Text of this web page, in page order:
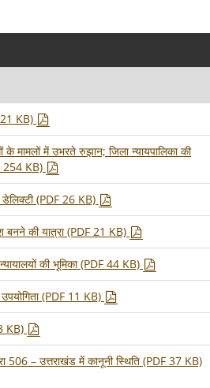
KB)
के मामलों में उभरते रुझान; जिला न्यायपालिका की
254 KB)
डेलिक्टी (PDF 26 KB)
बनने की यात्रा (PDF 21 KB)
न्यायालयों की भूमिका (PDF 44 KB)
(PDF 11 KB)
KB)
506 – उत्तराखंड में कानूनी स्थिति (PDF 37 KB)